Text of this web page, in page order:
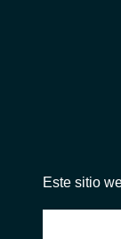
© 2026
Este sitio